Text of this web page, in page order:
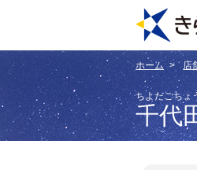
ホーム 店
ちよだごちょ
千代